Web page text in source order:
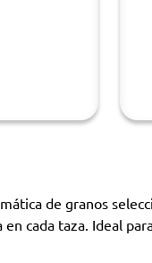
de granos
cada taza. Ideal